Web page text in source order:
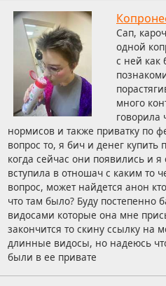
Сап,
одной
с ней как
много
говорила
нормисов и также приватку по
вопрос то, я бич и денег
когда сейчас они появились и
вступила в отношач с каким то
вопрос, может найдется анон
что там было? Буду постепенно
видосами которые она мне
закончится то скину ссылку на
длинные видосы, но надеюсь
были в ее привате